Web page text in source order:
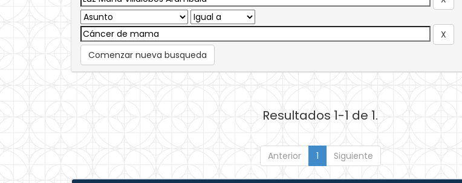
Comenzar nueva busqueda
Resultados 1-1 de 1.
Anterior 1 Siguiente